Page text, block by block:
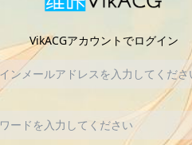
VikACGアカウントでログイン